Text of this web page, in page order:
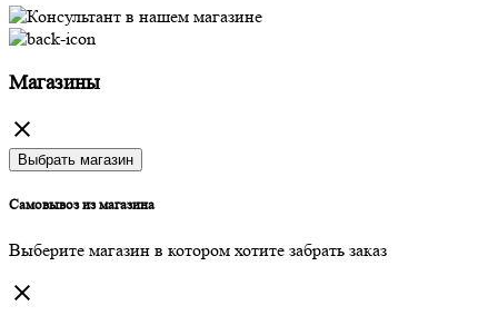
Магазины
Выбрать магазин
Самовывоз из магазина
Выберите магазин в котором хотите забрать заказ